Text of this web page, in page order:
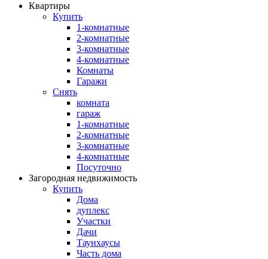
Квартиры
Купить
1-комнатные
2-комнатные
3-комнатные
4-комнатные
Комнаты
Гаражи
Снять
комната
гараж
1-комнатные
2-комнатные
3-комнатные
4-комнатные
Посуточно
Загородная недвижимость
Купить
Дома
дуплекс
Участки
Дачи
Таунхаусы
Часть дома